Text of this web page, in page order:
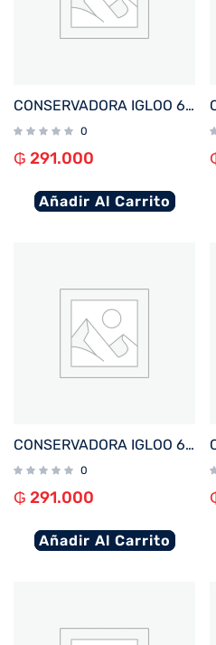
CONSERVADORA IGLOO 6 LITROS RETRO LITTLE PLAYMATE LILA 32981
0
₲ 291.000
Añadir Al Carrito
CONSERVADORA IGLOO 6 LITROS RETRO LITTLE PLAYMATE ROJO 27226
0
₲ 291.000
Añadir Al Carrito